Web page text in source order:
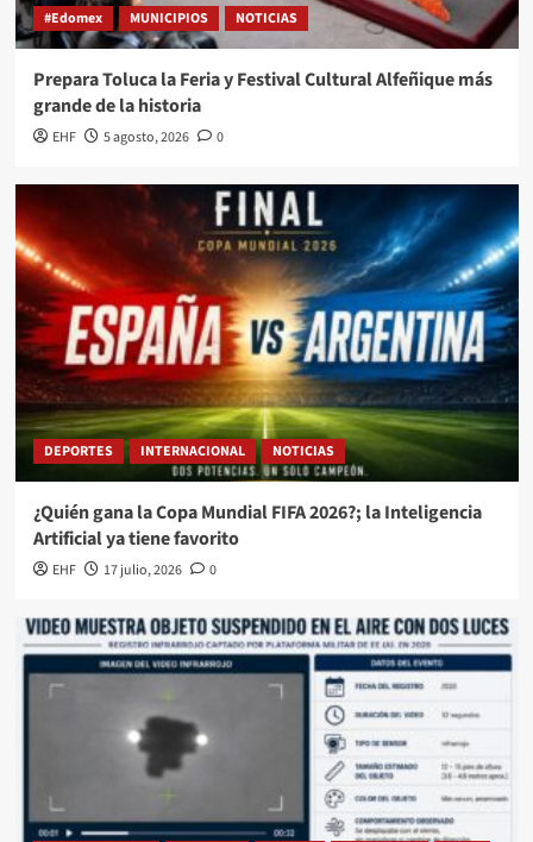
#Edomex MUNICIPIOS NOTICIAS
Prepara Toluca la Feria y Festival Cultural Alfeñique más
grande de la historia
EHF 5 agosto, 2026 0
DEPORTES INTERNACIONAL NOTICIAS
¿Quién gana la Copa Mundial FIFA 2026?; la Inteligencia
Artificial ya tiene favorito
EHF 17 julio, 2026 0